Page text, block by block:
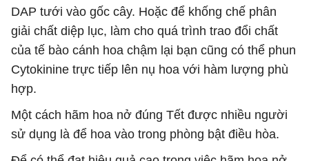
DAP tưới vào gốc cây. Hoặc để khống chế phân
giải chất diệp lục, làm cho quá trình trao đổi chất
của tế bào cánh hoa chậm lại bạn cũng có thể phun
Cytokinine trực tiếp lên nụ hoa với hàm lượng phù
hợp.
Một cách hãm hoa nở đúng Tết được nhiều người
sử dụng là để hoa vào trong phòng bật điều hòa.